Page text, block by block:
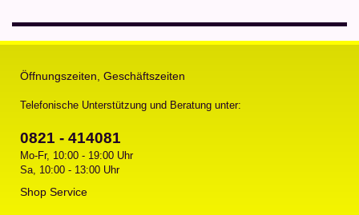
Öffnungszeiten, Geschäftszeiten
Telefonische Unterstützung und Beratung unter:
0821 - 414081
Mo-Fr, 10:00 - 19:00 Uhr
Sa, 10:00 - 13:00 Uhr
Shop Service